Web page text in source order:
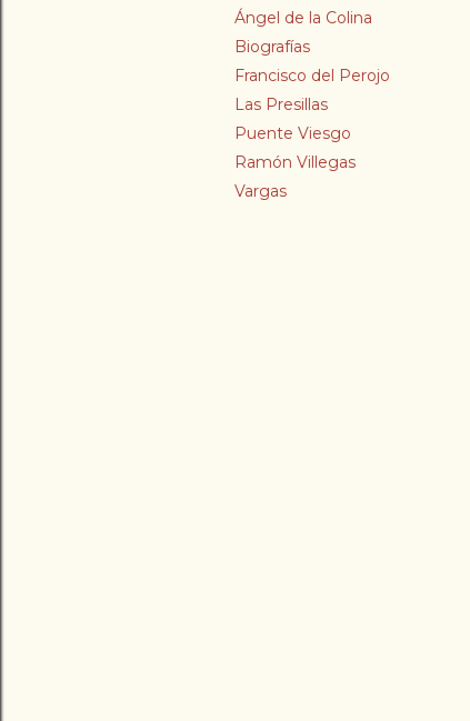
Ángel de la Colina
Biografías
Francisco del Perojo
Las Presillas
Puente Viesgo
Ramón Villegas
Vargas